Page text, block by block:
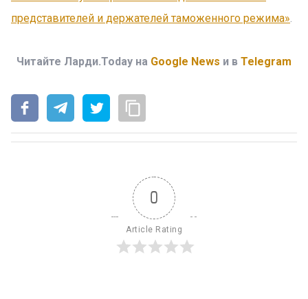
представителей и держателей таможенного режима».
Читайте Ларди.Today на Google News и в Telegram
0
Article Rating